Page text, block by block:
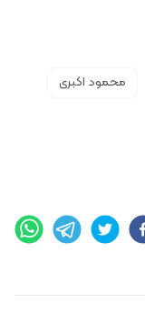
محمود اکبری